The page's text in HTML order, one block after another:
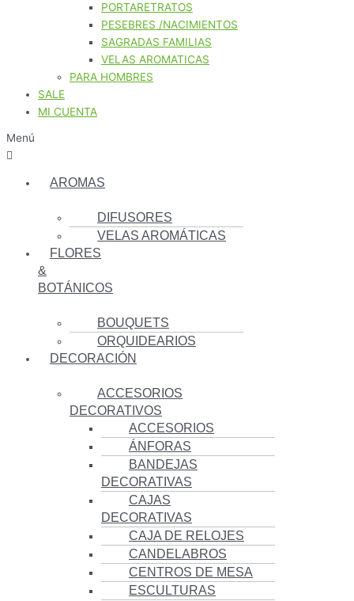
PORTARETRATOS
PESEBRES /NACIMIENTOS
SAGRADAS FAMILIAS
VELAS AROMATICAS
PARA HOMBRES
SALE
MI CUENTA
Menú
AROMAS
DIFUSORES
VELAS AROMÁTICAS
FLORES
&
BOTÁNICOS
BOUQUETS
ORQUIDEARIOS
DECORACIÓN
ACCESORIOS
DECORATIVOS
ACCESORIOS
ÁNFORAS
BANDEJAS
DECORATIVAS
CAJAS
DECORATIVAS
CAJA DE RELOJES
CANDELABROS
CENTROS DE MESA
ESCULTURAS